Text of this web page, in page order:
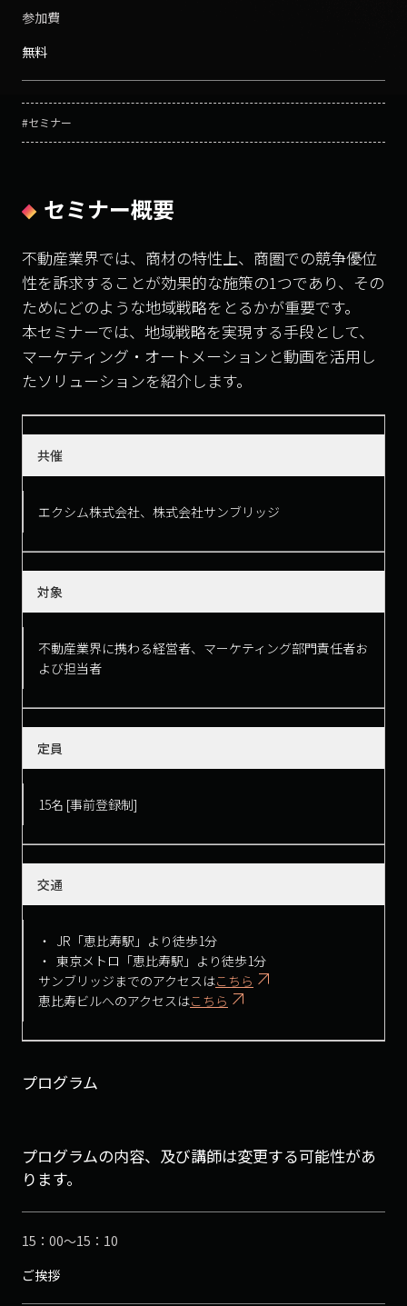
参加費
無料
#セミナー
セミナー概要
不動産業界では、商材の特性上、商圏での競争優位
性を訴求することが効果的な施策の1つであり、その
ためにどのような地域戦略をとるかが重要です。
本セミナーでは、地域戦略を実現する手段として、
マーケティング・オートメーションと動画を活用し
たソリューションを紹介します。
共催
エクシム株式会社、株式会社サンブリッジ
対象
不動産業界に携わる経営者、マーケティング部門責任者お
よび担当者
定員
15名 [事前登録制]
交通
JR「恵比寿駅」より徒歩1分
東京メトロ「恵比寿駅」より徒歩1分
サンブリッジまでのアクセスはこちら
恵比寿ビルへのアクセスはこちら
プログラム
プログラムの内容、及び講師は変更する可能性があ
ります。
15：00～15：10
ご挨拶